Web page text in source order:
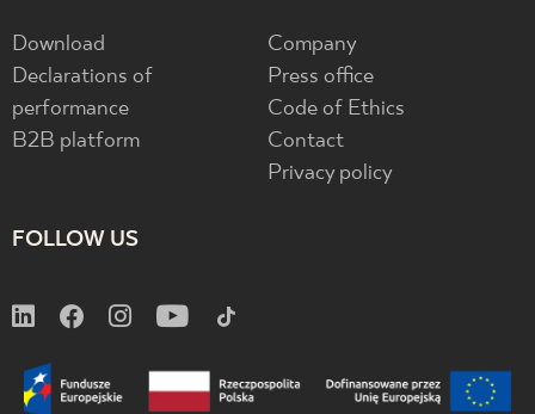
Download
Declarations of
performance
B2B platform
Company
Press office
Code of Ethics
Contact
Privacy policy
FOLLOW US